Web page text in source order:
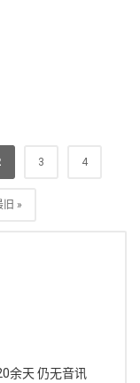
3 4
旧 »
余天 仍无音讯